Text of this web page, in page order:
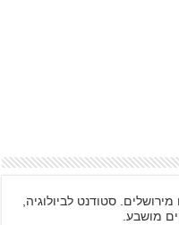
סטודנט לביולוגיה,
מושבע.